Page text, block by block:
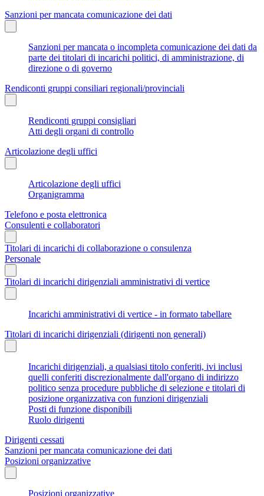
Sanzioni per mancata comunicazione dei dati
Sanzioni per mancata o incompleta comunicazione dei dati da
parte dei titolari di incarichi politici, di amministrazione, di
direzione o di governo
Rendiconti gruppi consiliari regionali/provinciali
Rendiconti gruppi consigliari
Atti degli organi di controllo
Articolazione degli uffici
Articolazione degli uffici
Organigramma
Telefono e posta elettronica
Consulenti e collaboratori
Titolari di incarichi di collaborazione o consulenza
Personale
Titolari di incarichi dirigenziali amministrativi di vertice
Incarichi amministrativi di vertice - in formato tabellare
Titolari di incarichi dirigenziali (dirigenti non generali)
Incarichi dirigenziali, a qualsiasi titolo conferiti, ivi inclusi
quelli conferiti discrezionalmente dall'organo di indirizzo
politico senza procedure pubbliche di selezione e titolari di
posizione organizzativa con funzioni dirigenziali
Posti di funzione disponibili
Ruolo dirigenti
Dirigenti cessati
Sanzioni per mancata comunicazione dei dati
Posizioni organizzative
Posizioni organizzative